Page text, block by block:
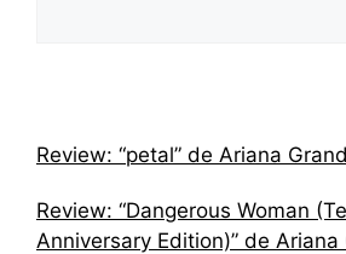
Review: “petal” de Ariana
Review: “Dangerous Woman
Anniversary Edition)” de Ariana